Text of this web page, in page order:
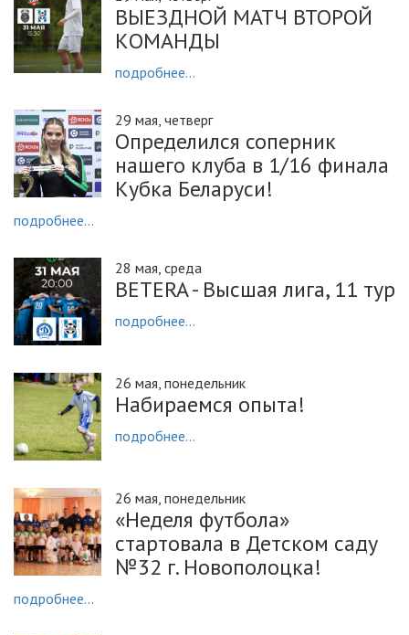
ВЫЕЗДНОЙ МАТЧ ВТОРОЙ
КОМАНДЫ
подробнее...
29 мая, четверг
Определился соперник
нашего клуба в 1/16 финала
Кубка Беларуси!
подробнее...
28 мая, среда
BETERA - Высшая лига, 11 тур
подробнее...
26 мая, понедельник
Набираемся опыта!
подробнее...
26 мая, понедельник
«Неделя футбола»
стартовала в Детском саду
№32 г. Новополоцка!
подробнее...